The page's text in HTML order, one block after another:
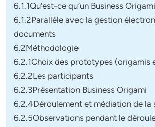
6.1.1Qu’est-ce qu’un Business
6.1.2Parallèle avec la gestion
documents
6.2Méthodologie
6.2.1Choix des prototypes (origamis
6.2.2Les participants
6.2.3Présentation Business Origami
6.2.4Déroulement et médiation de la
6.2.5Observations pendant le